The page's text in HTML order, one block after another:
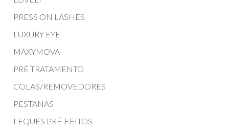
PRESS ON LASHES
LUXURY EYE
MAXYMOVA
PRÉ TRATAMENTO
COLAS/REMOVEDORES
PESTANAS
LEQUES PRÉ-FEITOS